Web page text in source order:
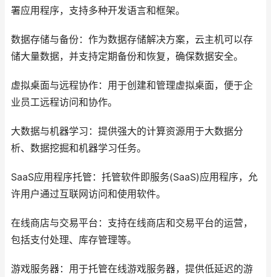
署应用程序，支持多种开发语言和框架。
数据存储与备份：作为数据存储解决方案，云主机可以存
储大量数据，并支持定期备份和恢复，确保数据安全。
虚拟桌面与远程协作：用于创建和管理虚拟桌面，便于企
业员工远程访问和协作。
大数据与机器学习：提供强大的计算资源用于大数据分
析、数据挖掘和机器学习任务。
SaaS应用程序托管：托管软件即服务(SaaS)应用程序，允
许用户通过互联网访问和使用软件。
在线商店与交易平台：支持在线商店和交易平台的运营，
包括支付处理、库存管理等。
游戏服务器：用于托管在线游戏服务器，提供低延迟的游